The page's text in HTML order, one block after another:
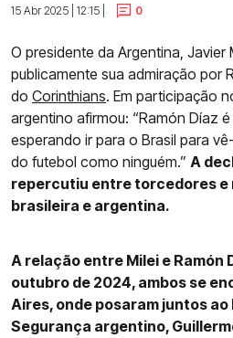
15 Abr 2025 | 12:15 |
0
O presidente da Argentina, Javier
publicamente sua admiração por
do Corinthians. Em participação
argentino afirmou: “Ramón Díaz
esperando ir para o Brasil para
do futebol como ninguém.” A
repercutiu entre torcedores e
brasileira e argentina.
A relação entre Milei e Ramón
outubro de 2024, ambos se
Aires, onde posaram juntos ao
Segurança argentino,